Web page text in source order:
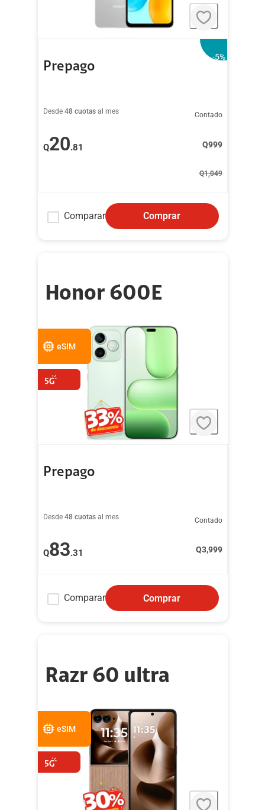
Prepago
-5%
Desde 48 cuotas al mes
Q20.81
Contado
Q999
Q1,049
Comparar Comprar
Honor 600E
eSIM
Prepago
Desde 48 cuotas al mes
Q83.31
Contado
Q3,999
Comparar Comprar
Razr 60 ultra
eSIM